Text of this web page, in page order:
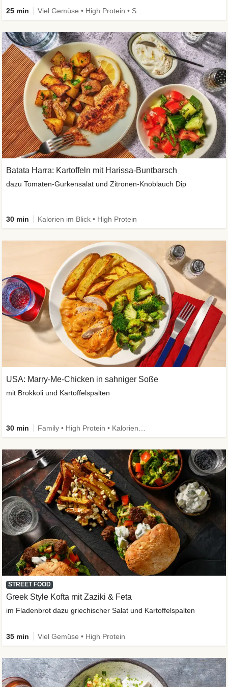
25 min
Batata Harra: Kartoffeln mit Harissa-Buntbarsch
dazu Tomaten-Gurkensalat und Zitronen-Knoblauch Dip
30 min Kalorien im Blick • High Protein
USA: Marry-Me-Chicken in sahniger Soße
mit Brokkoli und Kartoffelspalten
30 min
STREET FOOD
Greek Style Kofta mit Zaziki & Feta
im Fladenbrot dazu griechischer Salat und Kartoffelspalten
35 min Viel Gemüse • High Protein